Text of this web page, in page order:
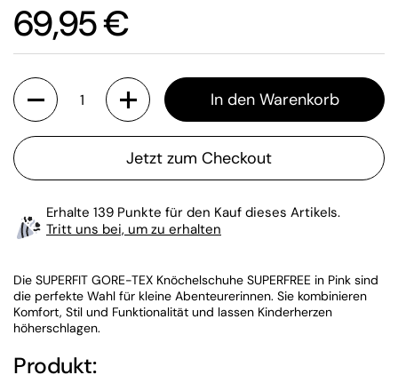
Preis:
69,95 €
Anzahl
In den Warenkorb
Jetzt zum Checkout
Erhalte 139 Punkte für den Kauf dieses Artikels.
Tritt uns bei, um zu erhalten
Die SUPERFIT GORE-TEX Knöchelschuhe SUPERFREE in Pink sind
die perfekte Wahl für kleine Abenteurerinnen. Sie kombinieren
Komfort, Stil und Funktionalität und lassen Kinderherzen
höherschlagen.
Produkt: